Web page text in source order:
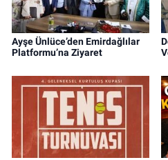
Ayşe Ünlüce’den Emirdağlılar
Platformu’na Ziyaret